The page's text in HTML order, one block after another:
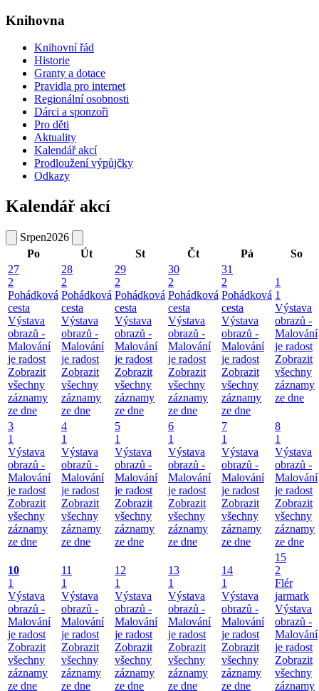
Knihovna
Knihovní řád
Historie
Granty a dotace
Pravidla pro internet
Regionální osobnosti
Dárci a sponzoři
Pro děti
Aktuality
Kalendář akcí
Prodloužení výpůjčky
Odkazy
Kalendář akcí
Srpen2026
Po
Út St Čt Pá
So
27
2
Pohádková
cesta
Výstava
obrazů -
Malování
je radost
Zobrazit
všechny
záznamy
ze dne
28
2
Pohádková
cesta
Výstava
obrazů -
Malování
je radost
Zobrazit
všechny
záznamy
ze dne
29
2
Pohádková
cesta
Výstava
obrazů -
Malování
je radost
Zobrazit
všechny
záznamy
ze dne
30
2
Pohádková
cesta
Výstava
obrazů -
Malování
je radost
Zobrazit
všechny
záznamy
ze dne
31
2
Pohádková
cesta
Výstava
obrazů -
Malování
je radost
Zobrazit
všechny
záznamy
ze dne
1
1
Výstava
obrazů -
Malování
je radost
Zobrazit
všechny
záznamy
ze dne
3
1
Výstava
obrazů -
Malování
je radost
Zobrazit
všechny
záznamy
ze dne
4
1
Výstava
obrazů -
Malování
je radost
Zobrazit
všechny
záznamy
ze dne
5
1
Výstava
obrazů -
Malování
je radost
Zobrazit
všechny
záznamy
ze dne
6
1
Výstava
obrazů -
Malování
je radost
Zobrazit
všechny
záznamy
ze dne
7
1
Výstava
obrazů -
Malování
je radost
Zobrazit
všechny
záznamy
ze dne
8
1
Výstava
obrazů -
Malování
je radost
Zobrazit
všechny
záznamy
ze dne
10
1
Výstava
obrazů -
Malování
je radost
Zobrazit
všechny
záznamy
ze dne
11
1
Výstava
obrazů -
Malování
je radost
Zobrazit
všechny
záznamy
ze dne
12
1
Výstava
obrazů -
Malování
je radost
Zobrazit
všechny
záznamy
ze dne
13
1
Výstava
obrazů -
Malování
je radost
Zobrazit
všechny
záznamy
ze dne
14
1
Výstava
obrazů -
Malování
je radost
Zobrazit
všechny
záznamy
ze dne
15
2
Flér
jarmark
Výstava
obrazů -
Malování
je radost
Zobrazit
všechny
záznamy